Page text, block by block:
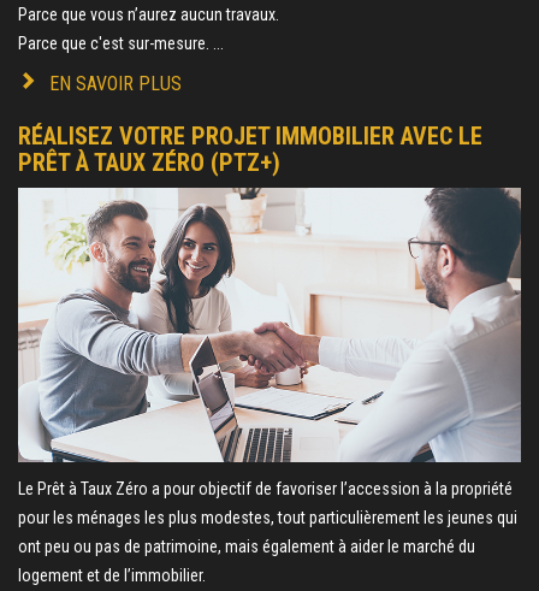
Parce que vous n’aurez aucun travaux.
Parce que c'est sur-mesure. ...
EN SAVOIR PLUS
RÉALISEZ VOTRE PROJET IMMOBILIER AVEC LE
PRÊT À TAUX ZÉRO (PTZ+)
Le Prêt à Taux Zéro a pour objectif de favoriser l’accession à la propriété
pour les ménages les plus modestes, tout particulièrement les jeunes qui
ont peu ou pas de patrimoine, mais également à aider le marché du
logement et de l’immobilier.